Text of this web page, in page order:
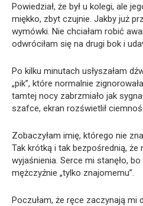
Powiedział, że był u kolegi, ale
miękko, zbyt czujnie. Jakby już
wymówki. Nie chciałam robić
odwróciłam się na drugi bok i
Po kilku minutach usłyszałam
„pik”, które normalnie
tamtej nocy zabrzmiało jak
szafce, ekran rozświetlił
Zobaczyłam imię, którego nie
Tak krótką i tak bezpośrednią, że
wyjaśnienia. Serce mi stanęło,
mężczyźnie „tylko znajomemu”.
Poczułam, że ręce zaczynają mi